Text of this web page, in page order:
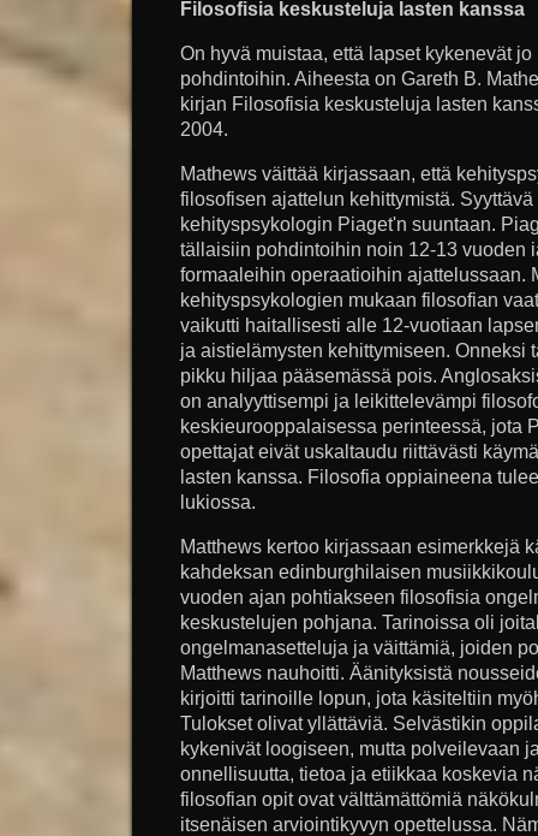
Filosofisia keskusteluja lasten kanssa
On hyvä muistaa, että lapset kykenevät
pohdintoihin. Aiheesta on Gareth B.
kirjan Filosofisia keskusteluja lasten
2004.
Mathews väittää kirjassaan, että
filosofisen ajattelun kehittymistä.
kehityspsykologin Piaget'n suuntaan.
tällaisiin pohdintoihin noin 12-13 vuoden
formaaleihin operaatioihin ajattelussaan.
kehityspsykologien mukaan filosofian
vaikutti haitallisesti alle 12-vuotiaan
ja aistielämysten kehittymiseen. Onneksi
pikku hiljaa pääsemässä pois.
on analyyttisempi ja leikittelevämpi
keskieurooppalaisessa perinteessä, jota
opettajat eivät uskaltaudu riittävästi
lasten kanssa. Filosofia oppiaineena
lukiossa.
Matthews kertoo kirjassaan esimerkkejä
kahdeksan edinburghilaisen
vuoden ajan pohtiakseen filosofisia
keskustelujen pohjana. Tarinoissa oli
ongelmanasetteluja ja väittämiä, joiden
Matthews nauhoitti. Äänityksistä
kirjoitti tarinoille lopun, jota käsiteltiin
Tulokset olivat yllättäviä. Selvästikin
kykenivät loogiseen, mutta polveilevaan
onnellisuutta, tietoa ja etiikkaa koskevia
filosofian opit ovat välttämättömiä
itsenäisen arviointikyvyn opettelussa.